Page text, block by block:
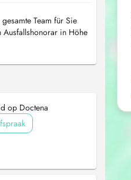
Team für Sie
Ausfallshonorar in Höhe
op Doctena